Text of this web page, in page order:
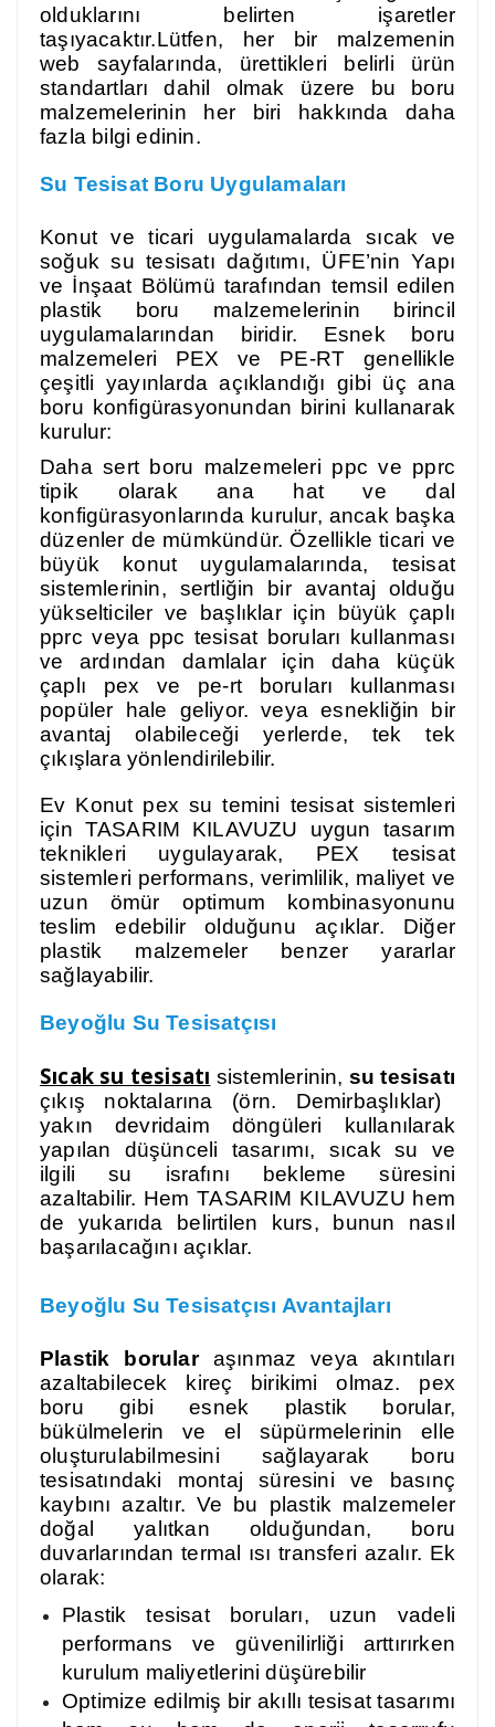
olduklarını belirten işaretler
taşıyacaktır.Lütfen, her bir malzemenin
web sayfalarında, ürettikleri belirli ürün
standartları dahil olmak üzere bu boru
malzemelerinin her biri hakkında daha
fazla bilgi edinin.
Su Tesisat Boru Uygulamaları
Konut ve ticari uygulamalarda sıcak ve
soğuk su tesisatı dağıtımı, ÜFE’nin Yapı
ve İnşaat Bölümü tarafından temsil edilen
plastik boru malzemelerinin birincil
uygulamalarından biridir. Esnek boru
malzemeleri PEX ve PE-RT genellikle
çeşitli yayınlarda açıklandığı gibi üç ana
boru konfigürasyonundan birini kullanarak
kurulur:
Daha sert boru malzemeleri ppc ve pprc
tipik olarak ana hat ve dal
konfigürasyonlarında kurulur, ancak başka
düzenler de mümkündür. Özellikle ticari ve
büyük konut uygulamalarında, tesisat
sistemlerinin, sertliğin bir avantaj olduğu
yükselticiler ve başlıklar için büyük çaplı
pprc veya ppc tesisat boruları kullanması
ve ardından damlalar için daha küçük
çaplı pex ve pe-rt boruları kullanması
popüler hale geliyor. veya esnekliğin bir
avantaj olabileceği yerlerde, tek tek
çıkışlara yönlendirilebilir.
Ev Konut pex su temini tesisat sistemleri
için TASARIM KILAVUZU uygun tasarım
teknikleri uygulayarak, PEX tesisat
sistemleri performans, verimlilik, maliyet ve
uzun ömür optimum kombinasyonunu
teslim edebilir olduğunu açıklar. Diğer
plastik malzemeler benzer yararlar
sağlayabilir.
Beyoğlu Su Tesisatçısı
Sıcak su tesisatı sistemlerinin, su tesisatı
çıkış noktalarına (örn. Demirbaşlıklar)
yakın devridaim döngüleri kullanılarak
yapılan düşünceli tasarımı, sıcak su ve
ilgili su israfını bekleme süresini
azaltabilir. Hem TASARIM KILAVUZU hem
de yukarıda belirtilen kurs, bunun nasıl
başarılacağını açıklar.
Beyoğlu Su Tesisatçısı Avantajları
Plastik borularaşınmaz veya akıntıları
azaltabilecek kireç birikimi olmaz. pex
boru gibi esnek plastik borular,
bükülmelerin ve el süpürmelerinin elle
oluşturulabilmesini sağlayarak boru
tesisatındaki montaj süresini ve basınç
kaybını azaltır. Ve bu plastik malzemeler
doğal yalıtkan olduğundan, boru
duvarlarından termal ısı transferi azalır. Ek
olarak:
Plastik tesisat boruları, uzun vadeli
performans ve güvenilirliği arttırırken
kurulum maliyetlerini düşürebilir
Optimize edilmiş bir akıllı tesisat tasarımı